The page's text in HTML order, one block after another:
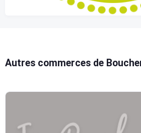
Autres commerces de